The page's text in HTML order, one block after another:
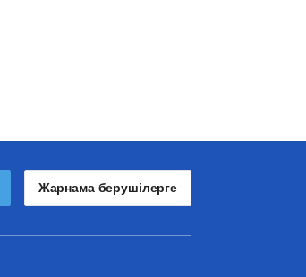
Жарнама берушілерге